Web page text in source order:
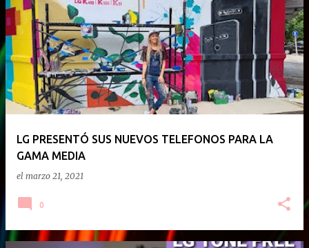
E
n
t
r
a
d
LG PRESENTÓ SUS NUEVOS TELEFONOS PARA LA
GAMA MEDIA
el marzo 21, 2021
0